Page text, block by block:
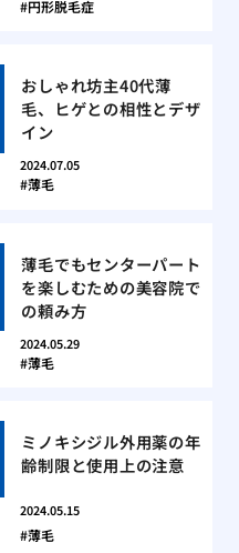
円形脱毛症
おしゃれ坊主40代薄
毛、ヒゲとの相性とデザ
イン
2024.07.05
薄毛
薄毛でもセンターパート
を楽しむための美容院で
の頼み方
2024.05.29
薄毛
ミノキシジル外用薬の年
齢制限と使用上の注意
2024.05.15
薄毛